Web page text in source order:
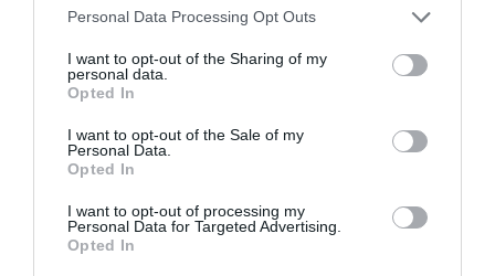
Please note that this website/app uses one or more Google
not limited to your visit or usage behaviour. You may click to
grant or deny consent to Google and its third-party tags to
use your data for below specified purposes in below Google
consent section.
Personal Data Processing Opt Outs
I want to opt-out of the Sharing of my
personal data.
Opted In
I want to opt-out of the Sale of my
Personal Data.
Opted In
I want to opt-out of processing my
Personal Data for Targeted Advertising.
Opted In
Tovább bírja a Nissan Leaf